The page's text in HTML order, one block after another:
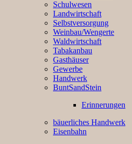
Schulwesen
Landwirtschaft
Selbstversorgung
Weinbau/Wengerte
Waldwirtschaft
Tabakanbau
Gasthäuser
Gewerbe
Handwerk
BuntSandStein
Erinnerungen
bäuerliches Handwerk
Eisenbahn